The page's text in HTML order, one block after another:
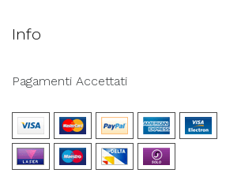
Info
Pagamenti Accettati